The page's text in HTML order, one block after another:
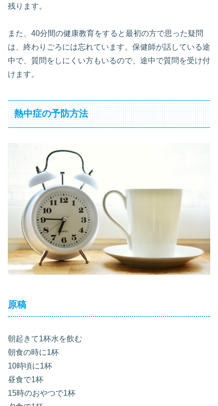
残ります。
また、40分間の健康教育をすると最初の方で思った疑問
は、終わりごろには忘れています。保健師が話している途
中で、質問をしにくい方もいるので、途中で質問を受け付
けます。
熱中症の予防方法
原稿
朝起きて1杯水を飲む
朝食の時に1杯
10時頃に1杯
昼食で1杯
15時のおやつで1杯